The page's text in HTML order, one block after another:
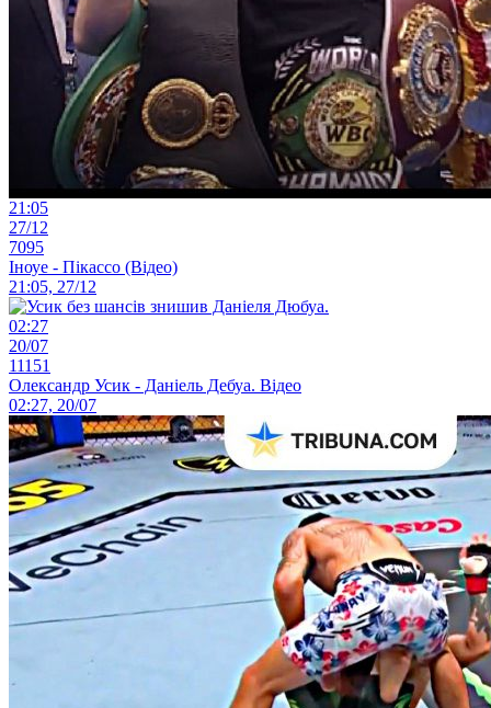
21:05
27/12
7095
Іноуе - Пікассо (Відео)
21:05, 27/12
02:27
20/07
11151
Олександр Усик - Даніель Дебуа. Відео
02:27, 20/07